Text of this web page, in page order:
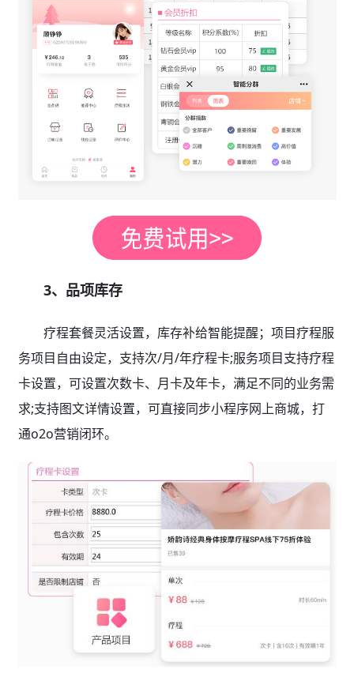
3、品项库存
疗程套餐灵活设置，库存补给智能提醒；项目疗程服
务项目自由设定，支持次/月/年疗程卡;服务项目支持疗程
卡设置，可设置次数卡、月卡及年卡，满足不同的业务需
求;支持图文详情设置，可直接同步小程序网上商城，打
通o2o营销闭环。